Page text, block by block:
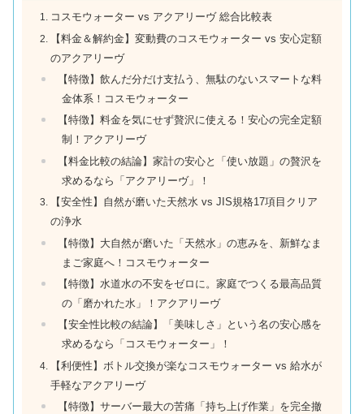
コスモウォーター vs アクアリーヴ 総合比較表
【料金＆解約金】変動費のコスモウォーター vs 安心定額
のアクアリーヴ
【特徴】飲んだ分だけ支払う、無駄のないスマートな料
金体系！コスモウォーター
【特徴】料金を気にせず贅沢に使える！安心の完全定額
制！アクアリーヴ
【料金比較の結論】家計の安心と「使い放題」の贅沢を
求めるなら「アクアリーヴ」！
【安全性】自然が磨いた天然水 vs JIS規格17項目クリア
の浄水
【特徴】大自然が磨いた「天然水」の恵みを、新鮮なま
まご家庭へ！コスモウォーター
【特徴】水道水の不安をゼロに。家庭でつくる最高品質
の「磨かれた水」！アクアリーヴ
【安全性比較の結論】「美味しさ」という名の安心感を
求めるなら「コスモウォーター」！
【利便性】ボトル交換が楽なコスモウォーター vs 給水が
手軽なアクアリーヴ
【特徴】サーバー最大の苦痛「持ち上げ作業」を完全撤